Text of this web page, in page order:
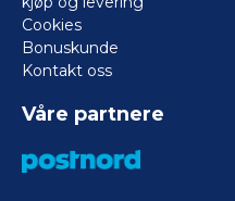
Cookies
Bonuskunde
Kontakt oss
Våre partnere